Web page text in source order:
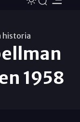
historia
1958